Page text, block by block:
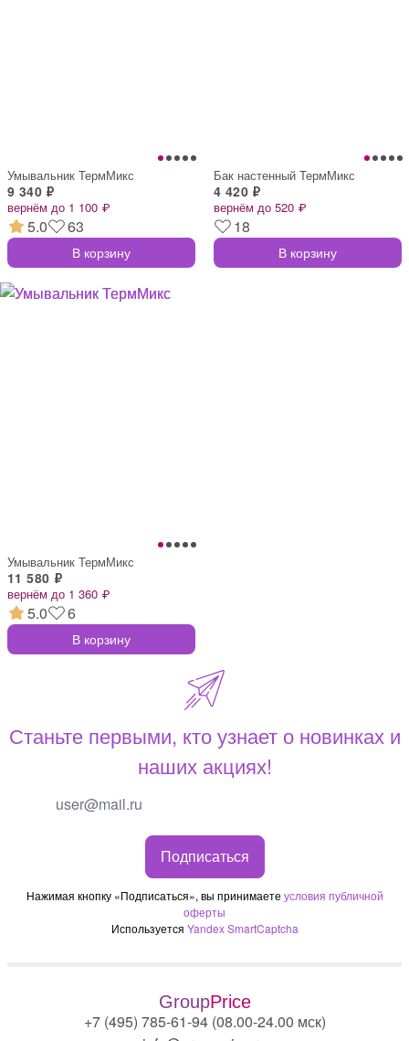
Умывальник ТермМикс
9 340 ₽
вернём до 1 100 ₽
5.0 63
В корзину
Бак настенный ТермМикс
4 420 ₽
вернём до 520 ₽
18
В корзину
Умывальник ТермМикс
11 580 ₽
вернём до 1 360 ₽
5.0 6
В корзину
Станьте первыми, кто узнает о новинках и
наших акциях!
Подписаться
Нажимая кнопку «Подписаться», вы принимаете условия публичной
оферты
Используется Yandex SmartCaptcha
GroupPrice
+7 (495) 785-61-94 (08.00-24.00 мск)